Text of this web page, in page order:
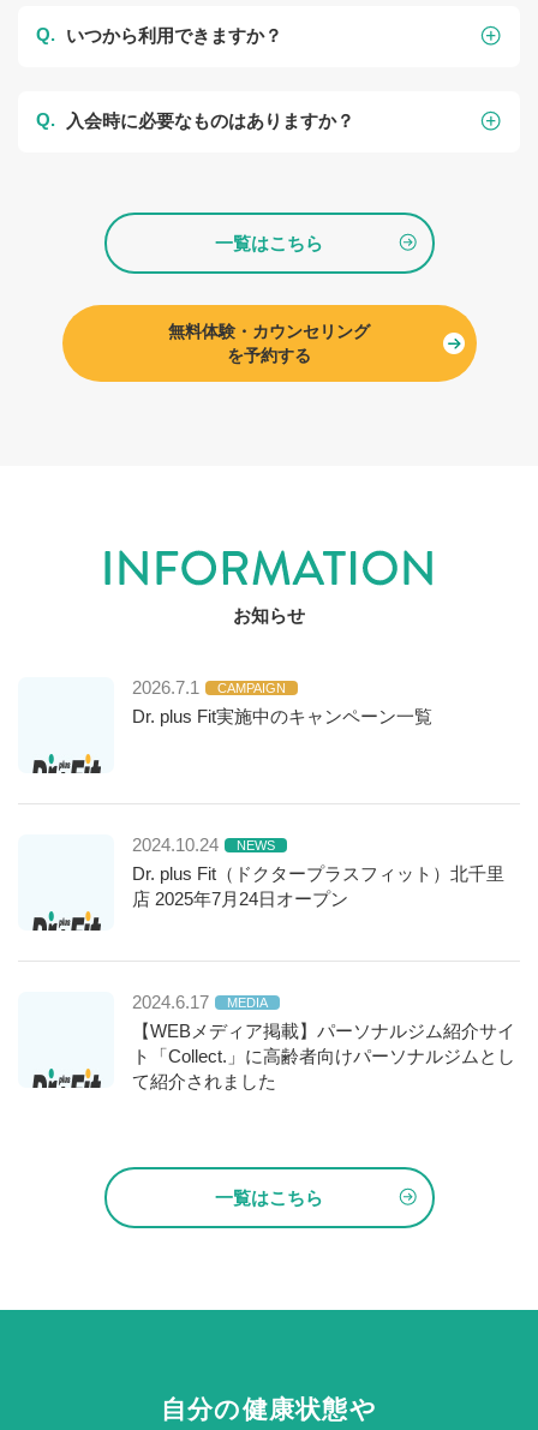
いつから利用できますか？
入会時に必要なものはありますか？
一覧はこちら
無料体験・カウンセリング
を予約する
お知らせ
2026.7.1 CAMPAIGN
Dr. plus Fit実施中のキャンペーン一覧
2024.10.24 NEWS
Dr. plus Fit（ドクタープラスフィット）北千里
店 2025年7月24日オープン
2024.6.17 MEDIA
【WEBメディア掲載】パーソナルジム紹介サイ
ト「Collect.」に高齢者向けパーソナルジムとし
て紹介されました
一覧はこちら
自分の健康状態や